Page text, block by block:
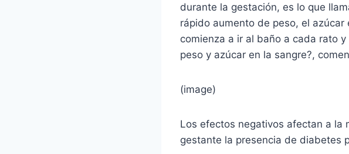
durante la gestación, es lo que
rápido aumento de peso, el
comienza a ir al baño a cada rato
peso y azúcar en la sangre?,
(image)
Los efectos negativos afectan a la
gestante la presencia de diabetes